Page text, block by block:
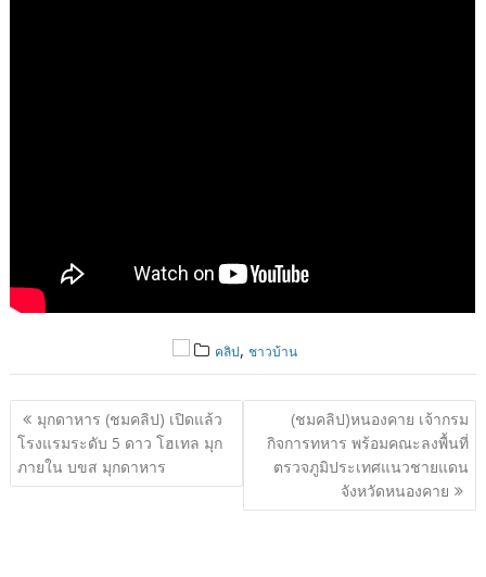
คลิป, ชาวบ้าน
แนะแนว
เรื่อง
มุกดาหาร (ชมคลิป) เปิดแล้ว
โรงแรมระดับ 5 ดาว โฮเทล มุก
ภายใน บขส มุกดาหาร
(ชมคลิป)หนองคาย เจ้ากรม
กิจการทหาร พร้อมคณะลงพื้นที่
ตรวจภูมิประเทศแนวชายแดน
จังหวัดหนองคาย